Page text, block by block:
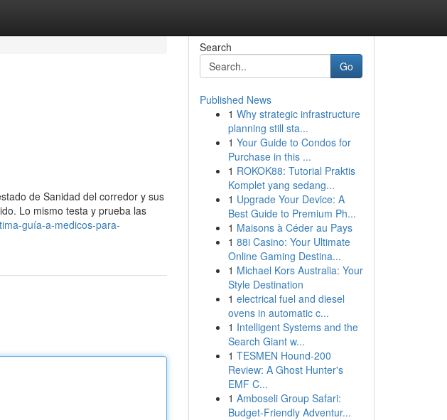
de Sanidad del corredor y sus
Lo mismo testa y prueba las
guía-a-medicos-para-
Search
Go
Published News
1 Why strategic infrastructure
planning still sta...
1 Your Guide to Condos for
Purchase in this ...
1 ROKOK88: Tutorial Praktis
Komplet yang sedang...
1 Upgrade Your Device: A
Best Guide to Premium Ph...
1 Maisons à Céder au Pays
1 88i Casino: Your Ultimate
Online Gaming Destina...
1 Michael Kors Australia: Your
Style Destination
1 electrical fuel and diesel
ovens in automatic c...
1 Intelligent Systems and the
Search Giant w...
1 TESMEN Hound-200
Review: A Ghost Hunter's
EMF C...
1 Amboseli Group Safari:
Budget-Friendly Adventur...